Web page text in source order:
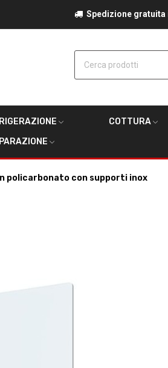
Spedizione gratuita
Cerca prodotti
COTTURA
policarbonato con supporti inox